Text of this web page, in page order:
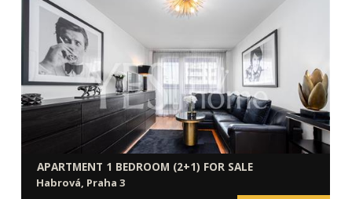
APARTMENT 1 BEDROOM (2+1) FOR SALE
Habrová, Praha 3